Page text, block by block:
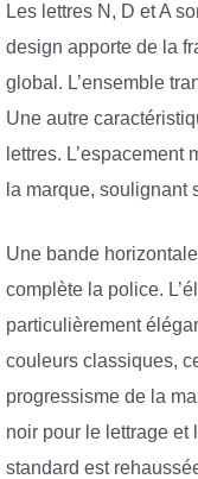
Les lettres N, D et A
design apporte de la
global. L’ensemble
Une autre
lettres.
la marque, soulignant
Une bande
complète la police.
particulièrement
couleurs classiques,
progressisme de la
noir pour le lettrage et
standard est